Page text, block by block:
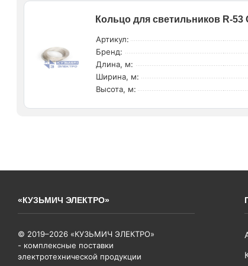
Кольцо для светильников R-53
Артикул:
Бренд:
Длина, м:
Ширина, м:
Высота, м:
«КУЗЬМИЧ ЭЛЕКТРО»
© 2019–2026 «КУЗЬМИЧ ЭЛЕКТРО»
- комплексные поставки
электротехнической продукции